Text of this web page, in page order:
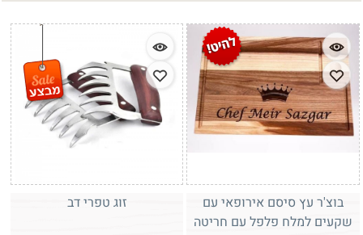
בוצ'ר עץ סיסם אירופאי עם
שקעים למלח פלפל עם חריטה
זוג טפרי דב